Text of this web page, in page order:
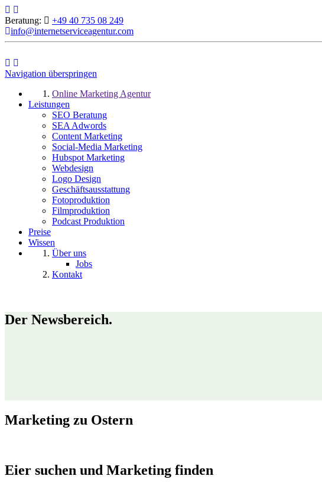
Beratung:
+49 40 735 08 249
info@internetserviceagentur.com
Navigation überspringen
Online Marketing Agentur
Leistungen
SEO Beratung
SEA Adwords
Content Marketing
Social-Media Marketing
Hubspot Marketing
Webdesign
Logo Design
Geschäftsausstattung
Fotoproduktion
Filmproduktion
Podcast Produktion
Preise
Wissen
Über uns
Jobs
Kontakt
Der Newsbereich.
Marketing zu Ostern
Eier suchen und Marketing finden